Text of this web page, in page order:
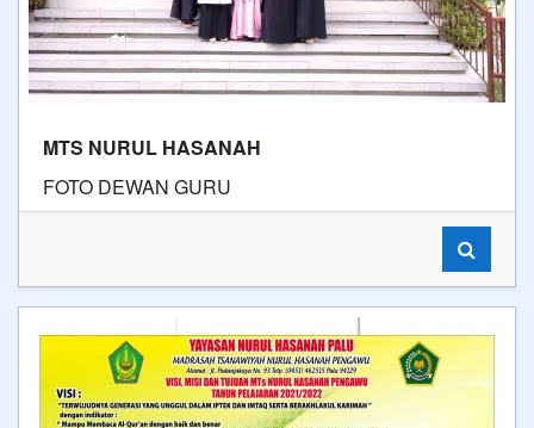
MTS NURUL HASANAH
FOTO DEWAN GURU